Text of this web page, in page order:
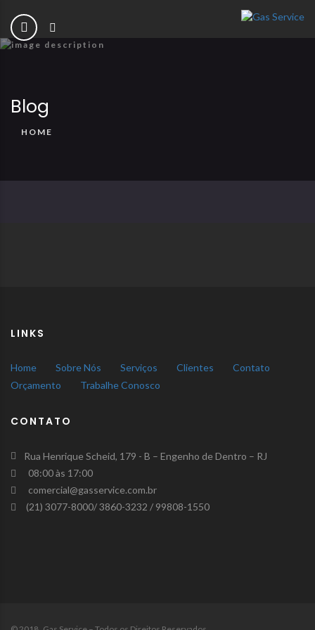
Blog
HOME
LINKS
Home Sobre Nós Serviços Clientes
Contato
Orçamento
Trabalhe Conosco
CONTATO
Rua Henrique Scheid, 179 - B – Engenho de Dentro – RJ
08:00 às 17:00
comercial@gasservice.com.br
(21) 3077-8000/ 3860-3232 / 99808-1550